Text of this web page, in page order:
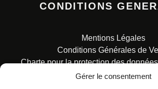
Gérer le consentement
CONDITIONS
Mentions Légales
Conditions Générales de
Charte pour la protection des